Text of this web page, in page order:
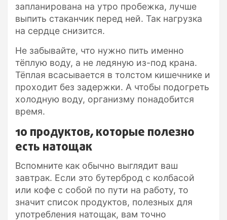
запланирована на утро пробежка, лучше
выпить стаканчик перед ней. Так нагрузка
на сердце снизится.
Не забывайте, что нужно пить именно
тёплую воду, а не ледяную из-под крана.
Тёплая всасывается в толстом кишечнике и
проходит без задержки. А чтобы подогреть
холодную воду, организму понадобится
время.
10 продуктов, которые полезно
есть натощак
Вспомните как обычно выглядит ваш
завтрак. Если это бутерброд с колбасой
или кофе с собой по пути на работу, то
значит список продуктов, полезных для
употребления натощак, вам точно